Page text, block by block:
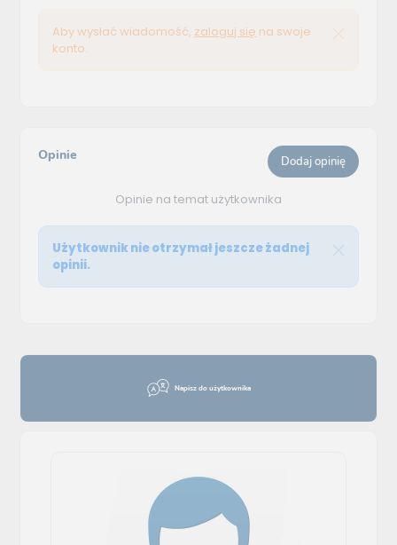
Napisz do użytkownika
Aby wysłać wiadomość, zaloguj się na swoje
konto.
Opinie Dodaj opinię
Opinie na temat użytkownika
Użytkownik nie otrzymał jeszcze żadnej
opinii.